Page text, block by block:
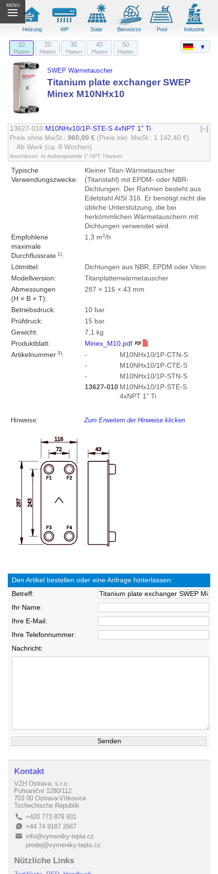
MENU
Heizung WP Solar Bierwürze Pool Industrie
10
Platten
20
Platten
30
Platten
40
Platten
50
Platten
SWEP Wärmetauscher
Titanium plate exchanger SWEP
Minex M10NHx10
13627-010 M10NHx10/1P-STE-S 4xNPT 1" Ti
[–]
Preis ohne MwSt.:960,00 € (Preis inkl. MwSt.: 1 142,40 €)
Ab Werk (ca. 8 Wochen)
Anschlüsse: 4x Außengewinde 1" NPT Titanium
Typische
Verwendungszwecke:
Kleiner Titan-Wärmetauscher
(Titanstahl) mit EPDM- oder NBR-
Dichtungen. Der Rahmen besteht aus
Edelstahl AISI 316. Er benötigt nicht die
übliche Unterstützung, die bei
herkömmlichen Wärmetauschern mit
Dichtungen verwendet wird.
Empfohlene
maximale
Durchflussrate 1):
1,3 m3/h
Lötmittel:
Dichtungen aus NBR, EPDM oder Viton
Modellversion:
Titanplattenwärmetauscher
Abmessungen
(H × B × T):
287 × 116 × 43 mm
Betriebsdruck:
10 bar
Prüfdruck:
15 bar
Gewicht:
7,1 kg
Produktblatt:
Minex_M10.pdf
Artikelnummer3): -
M10NHx10/1P-CTN-S
-
M10NHx10/1P-CTE-S
-
M10NHx10/1P-STN-S
13627-010 M10NHx10/1P-STE-S
4xNPT 1" Ti
Hinweise: Zum Erweitern der Hinweise klicken
Den Artikel bestellen oder eine Anfrage hinterlassen:
Betreff:
Ihr Name:
Ihre E-Mail:
Ihre Telefonnummer:
Nachricht:
▼
Kontakt
VZH Ostrava, s.r.o.
Pohraniční 1280/112
703 00 Ostrava-Vítkovice
Tschechische Republik
L +420 773 879 931
E+44 74 9187 2667
B
info@vymeniky-tepla.cz
prodej@vymeniky-tepla.cz
Nützliche Links